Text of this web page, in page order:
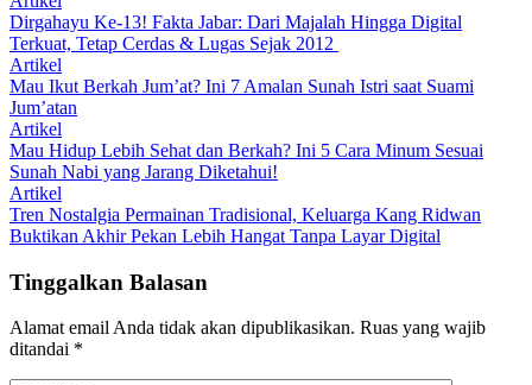
Dirgahayu Ke-13! Fakta Jabar: Dari Majalah Hingga Digital
Terkuat, Tetap Cerdas & Lugas Sejak 2012
Artikel
Mau Ikut Berkah Jum’at? Ini 7 Amalan Sunah Istri saat Suami
Jum’atan
Artikel
Mau Hidup Lebih Sehat dan Berkah? Ini 5 Cara Minum Sesuai
Sunah Nabi yang Jarang Diketahui!
Artikel
Tren Nostalgia Permainan Tradisional, Keluarga Kang Ridwan
Buktikan Akhir Pekan Lebih Hangat Tanpa Layar Digital
Tinggalkan Balasan
Alamat email Anda tidak akan dipublikasikan. Ruas yang wajib
ditandai *